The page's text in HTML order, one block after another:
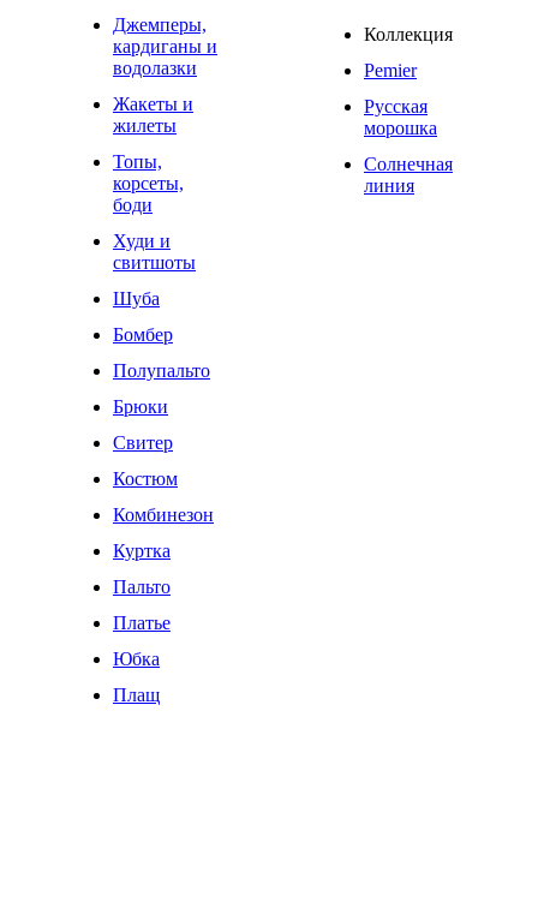
Джемперы,
кардиганы и
водолазки
Жакеты и
жилеты
Топы,
корсеты,
боди
Худи и
свитшоты
Шуба
Бомбер
Полупальто
Брюки
Свитер
Костюм
Комбинезон
Куртка
Пальто
Платье
Юбка
Плащ
Коллекция
Pemier
Русская
морошка
Солнечная
линия